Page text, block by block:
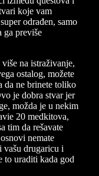
koje vam
odrađen, samo
ga previše
na istraživanje,
ostalog, možete
da ne brinete toliko
je dobra stvar jer
možda je u nekim
20 medkitova,
tim da rešavate
nemate
vašu drugaricu i
to uraditi kada god